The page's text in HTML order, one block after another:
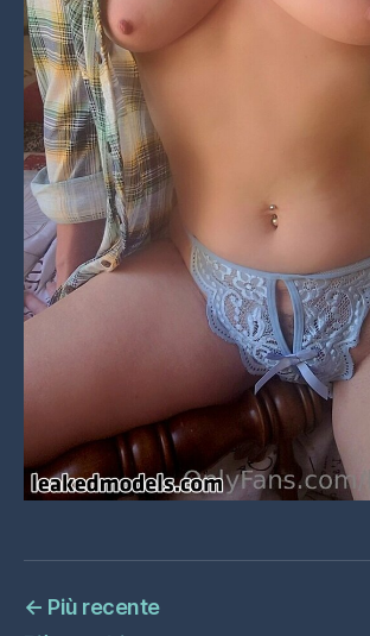
← Più recente